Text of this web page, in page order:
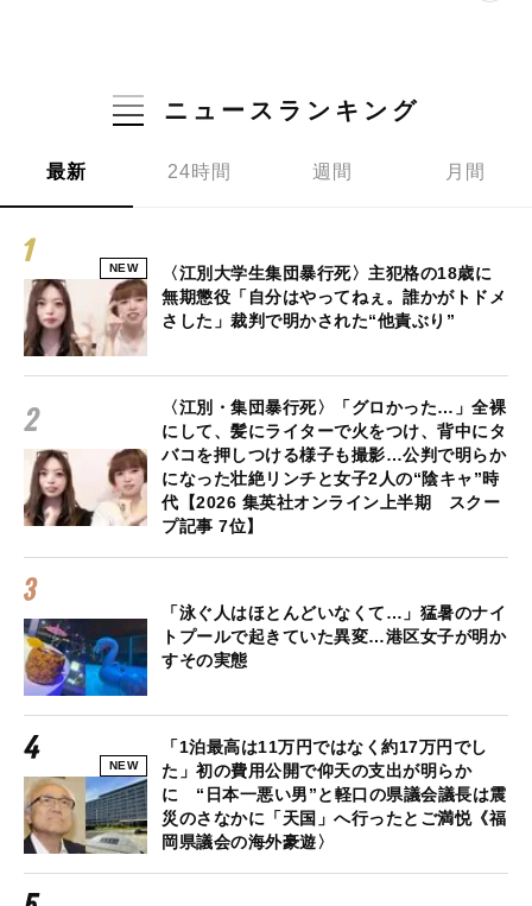
ニュースランキング
最新 24時間 週間 月間
NEW
〈江別大学生集団暴行死〉主犯格の18歳に
無期懲役「自分はやってねぇ。誰かがトドメ
さした」裁判で明かされた“他責ぶり”
〈江別・集団暴行死〉「グロかった…」全裸
にして、髪にライターで火をつけ、背中にタ
バコを押しつける様子も撮影…公判で明らか
になった壮絶リンチと女子2人の“陰キャ”時
代【2026 集英社オンライン上半期 スクー
プ記事 7位】
「泳ぐ人はほとんどいなくて…」猛暑のナイ
トプールで起きていた異変…港区女子が明か
すその実態
NEW
「1泊最高は11万円ではなく約17万円でし
た」初の費用公開で仰天の支出が明らか
に “日本一悪い男”と軽口の県議会議長は震
災のさなかに「天国」へ行ったとご満悦《福
岡県議会の海外豪遊〉